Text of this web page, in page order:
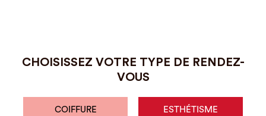
CHOISISSEZ VOTRE TYPE DE RENDEZ-
VOUS
COIFFURE ESTHÉTISME